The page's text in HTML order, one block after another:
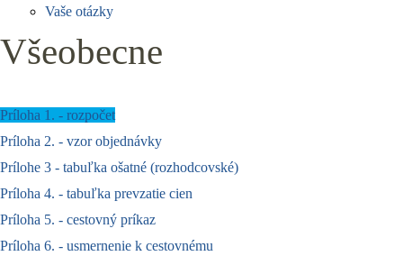
Vaše otázky
Všeobecne
Príloha 1. - rozpočet
Príloha 2. - vzor objednávky
Prílohe 3 - tabuľka ošatné (rozhodcovské)
Príloha 4. - tabuľka prevzatie cien
Príloha 5. - cestovný príkaz
Príloha 6. - usmernenie k cestovnému